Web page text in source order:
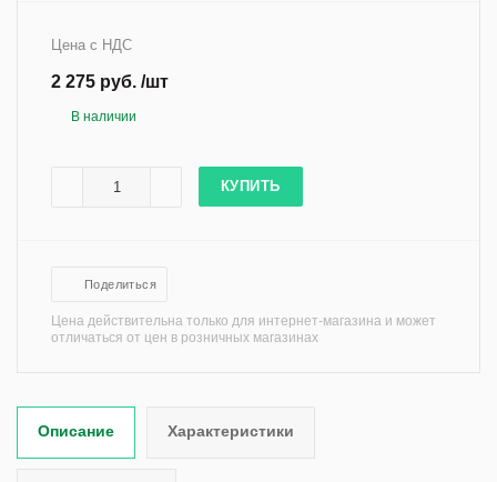
Цена с НДС
2 275 руб. /шт
В наличии
КУПИТЬ
Поделиться
Цена действительна только для интернет-магазина и может
отличаться от цен в розничных магазинах
Описание Характеристики